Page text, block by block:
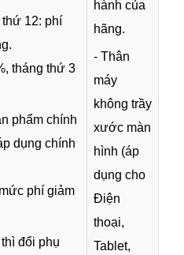
12: phí
tháng thứ 3
phẩm chính
dụng chính
phí giảm
đổi phụ
hành của
hãng.
- Thân
máy
không trầy
xước màn
hình (áp
dụng cho
Điện
thoại,
Tablet,